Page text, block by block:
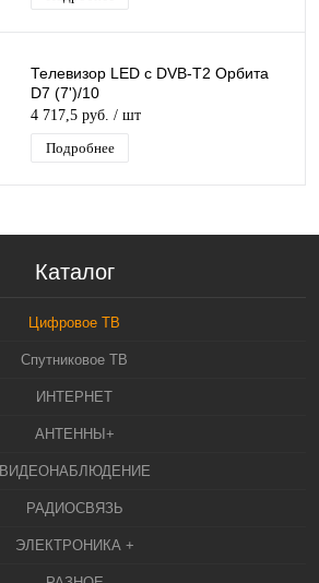
Телевизор LED с DVB-T2 Орбита
D7 (7')/10
4 717,5 руб. / шт
Подробнее
Каталог
Цифровое ТВ
Спутниковое ТВ
ИНТЕРНЕТ
АНТЕННЫ+
ВИДЕОНАБЛЮДЕНИЕ
РАДИОСВЯЗЬ
ЭЛЕКТРОНИКА +